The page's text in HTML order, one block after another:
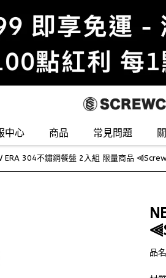
中心 商品 常見問題
ERA 304不鏽鋼餐盤 2入組 限量商品
品